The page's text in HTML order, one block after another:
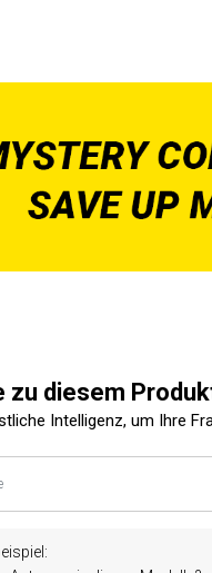
zu diesem
Intelligenz, um Ihre